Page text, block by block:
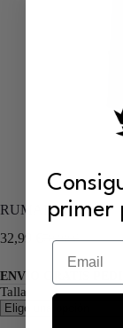
RUMANIA 2000
70,00€
32,99
ENVÍO GRATIS
Talla
primer
Email